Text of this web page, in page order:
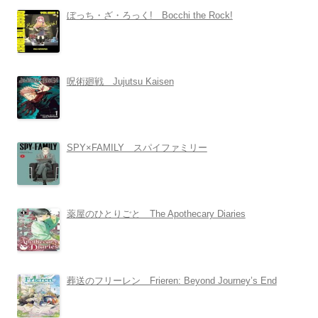
ぼっち・ざ・ろっく! Bocchi the Rock!
呪術廻戦 Jujutsu Kaisen
SPY×FAMILY スパイファミリー
薬屋のひとりごと The Apothecary Diaries
葬送のフリーレン Frieren: Beyond Journey’s End